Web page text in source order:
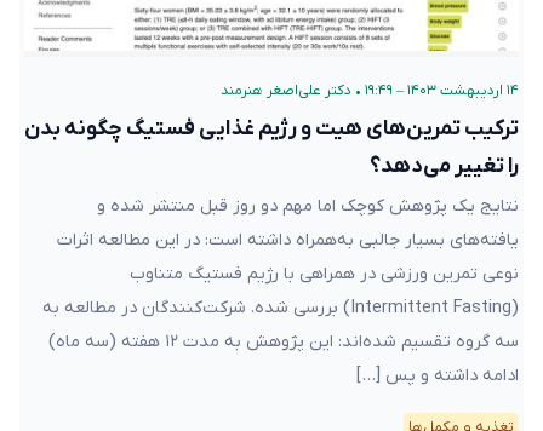
۱۴ اردیبهشت ۱۴۰۳ – ۱۹:۴۹ • دکتر علی‌اصغر هنرمند
ترکیب تمرین‌های هیت و رژیم غذایی فستیگ چگونه بدن
را تغییر می‌دهد؟
نتایج یک پژوهش کوچک اما مهم دو روز قبل منتشر شده و
یافته‌های بسیار جالبی به‌همراه داشته است: در این مطالعه اثرات
نوعی تمرین‌ ورزشی در همراهی با رژیم فستیگ متناوب
(Intermittent Fasting) بررسی شده. شرکت‌کنندگان در مطالعه به
سه گروه تقسیم‌ شده‌اند: این پژوهش به مدت ۱۲ هفته (سه ماه)
ادامه داشته و پس […]
تغذیه و مکمل‌ها